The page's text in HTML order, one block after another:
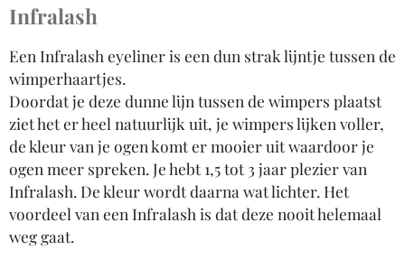
Infralash
Een Infralash eyeliner is een dun strak lijntje tussen de
wimperhaartjes.
Doordat je deze dunne lijn tussen de wimpers plaatst
ziet het er heel natuurlijk uit, je wimpers lijken voller,
de kleur van je ogen komt er mooier uit waardoor je
ogen meer spreken. Je hebt 1,5 tot 3 jaar plezier van
Infralash. De kleur wordt daarna wat lichter. Het
voordeel van een Infralash is dat deze nooit helemaal
weg gaat.